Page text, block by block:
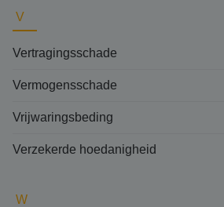
V
Vertragingsschade
Vermogensschade
Vrijwaringsbeding
Verzekerde hoedanigheid
W